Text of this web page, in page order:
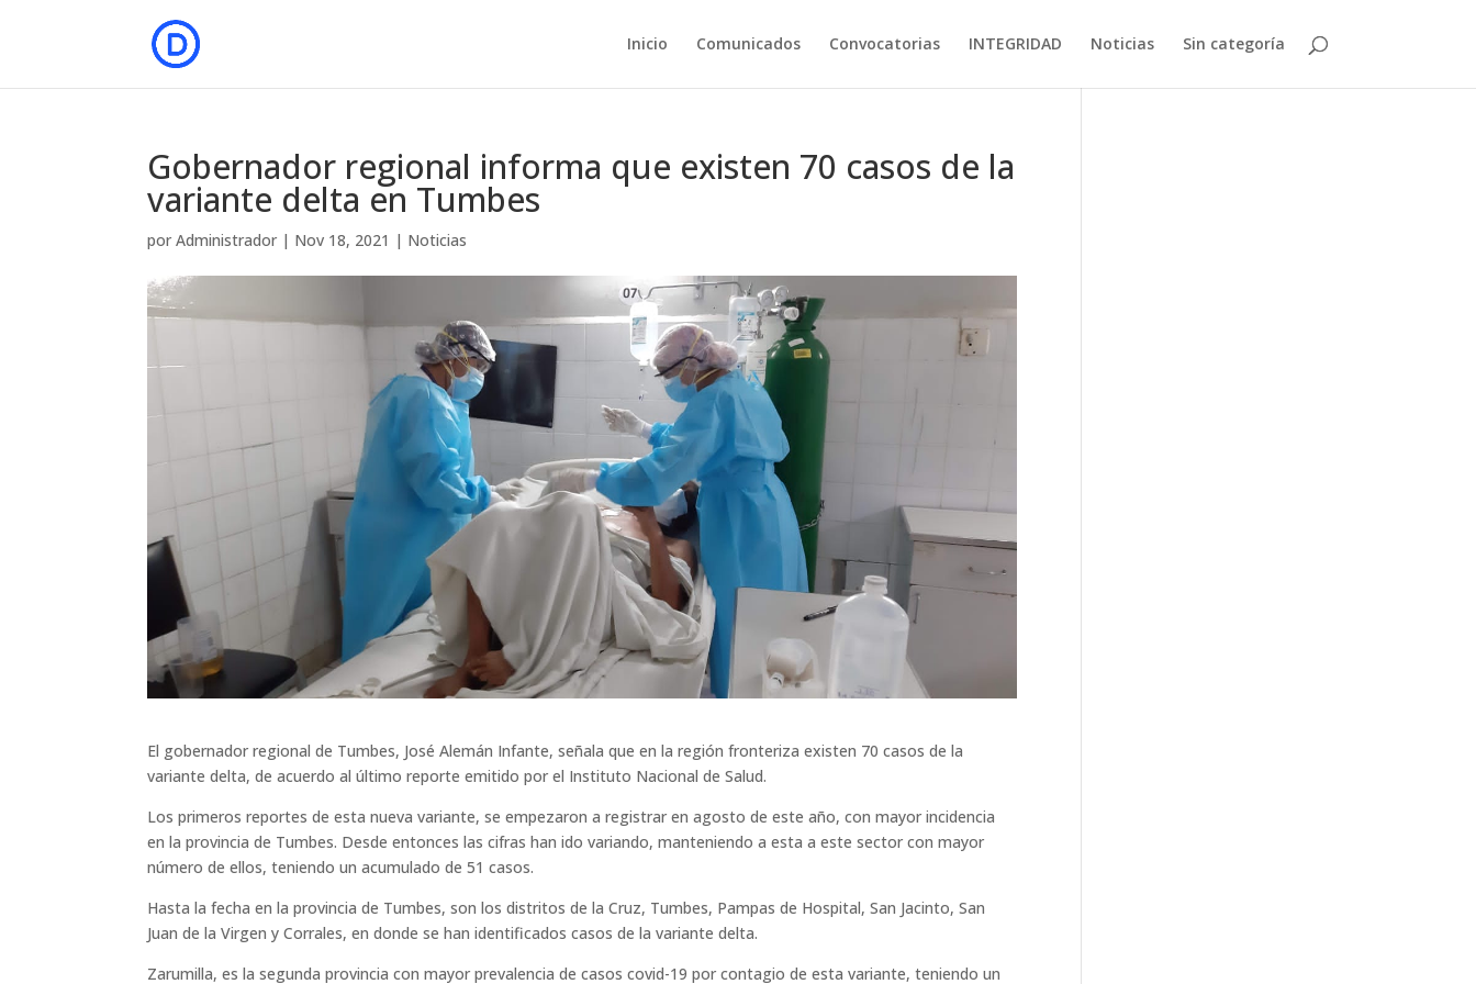
Inicio Comunicados Convocatorias INTEGRIDAD Noticias Sin categoría
Gobernador regional informa que existen 70 casos de la
variante delta en Tumbes
porAdministrador | Nov 18, 2021 | Noticias
El gobernador regional de Tumbes, José Alemán Infante, señala que en la región fronteriza existen 70 casos de la
variante delta, de acuerdo al último reporte emitido por el Instituto Nacional de Salud.
Los primeros reportes de esta nueva variante, se empezaron a registrar en agosto de este año, con mayor incidencia
en la provincia de Tumbes. Desde entonces las cifras han ido variando, manteniendo a esta a este sector con mayor
número de ellos, teniendo un acumulado de 51 casos.
Hasta la fecha en la provincia de Tumbes, son los distritos de la Cruz, Tumbes, Pampas de Hospital, San Jacinto, San
Juan de la Virgen y Corrales, en donde se han identificados casos de la variante delta.
Zarumilla, es la segunda provincia con mayor prevalencia de casos covid-19 por contagio de esta variante, teniendo un